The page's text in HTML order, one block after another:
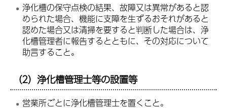
浄化槽の保守点検の結果、故障又は異常があると認
められた場合、機能に支障を生ずるおそれがあると
認めた場合又は清掃を要すると判断した場合は、浄
化槽管理者に報告するとともに、その対応について
助言すること。
（2）浄化槽管理士等の設置等
営業所ごとに浄化槽管理士を置くこと。